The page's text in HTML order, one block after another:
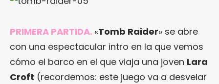
PRIMERA PARTIDA. «Tomb Raider» se abre
con una espectacular intro en la que vemos
cómo el barco en el que viaja una joven Lara
Croft (recordemos: este juego va a desvelar